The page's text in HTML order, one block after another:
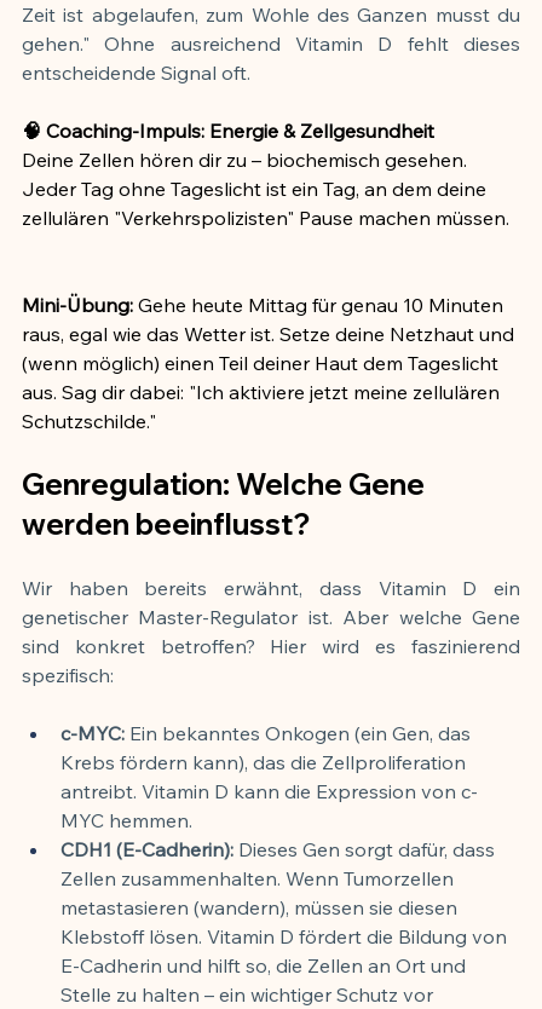
Zeit ist abgelaufen, zum Wohle des Ganzen musst du
gehen." Ohne ausreichend Vitamin D fehlt dieses
entscheidende Signal oft.
🧠 Coaching-Impuls: Energie & Zellgesundheit
Deine Zellen hören dir zu – biochemisch gesehen.
Jeder Tag ohne Tageslicht ist ein Tag, an dem deine
zellulären "Verkehrspolizisten" Pause machen müssen.
Mini-Übung: Gehe heute Mittag für genau 10 Minuten
raus, egal wie das Wetter ist. Setze deine Netzhaut und
(wenn möglich) einen Teil deiner Haut dem Tageslicht
aus. Sag dir dabei: "Ich aktiviere jetzt meine zellulären
Schutzschilde."
Genregulation: Welche Gene
werden beeinflusst?
Wir haben bereits erwähnt, dass Vitamin D ein
genetischer Master-Regulator ist. Aber welche Gene
sind konkret betroffen? Hier wird es faszinierend
spezifisch:
c-MYC: Ein bekanntes Onkogen (ein Gen, das
Krebs fördern kann), das die Zellproliferation
antreibt. Vitamin D kann die Expression von c-
MYC hemmen.
CDH1 (E-Cadherin): Dieses Gen sorgt dafür, dass
Zellen zusammenhalten. Wenn Tumorzellen
metastasieren (wandern), müssen sie diesen
Klebstoff lösen. Vitamin D fördert die Bildung von
E-Cadherin und hilft so, die Zellen an Ort und
Stelle zu halten – ein wichtiger Schutz vor